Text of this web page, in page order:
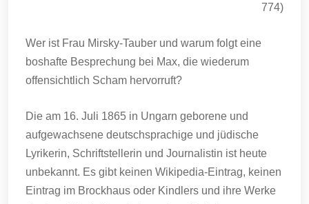
774)
Wer ist Frau Mirsky-Tauber und warum folgt eine
boshafte Besprechung bei Max, die wiederum
offensichtlich Scham hervorruft?
Die am 16. Juli 1865 in Ungarn geborene und
aufgewachsene deutschsprachige und jüdische
Lyrikerin, Schriftstellerin und Journalistin ist heute
unbekannt. Es gibt keinen Wikipedia-Eintrag, keinen
Eintrag im Brockhaus oder Kindlers und ihre Werke